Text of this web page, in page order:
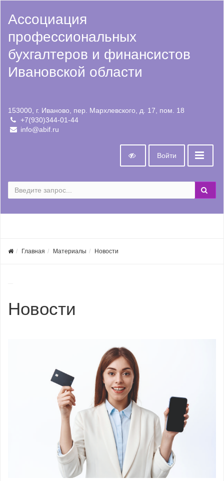
Ассоциация
профессиональных
бухгалтеров и финансистов
Ивановской области
153000, г. Иваново, пер. Мархлевского, д. 17, пом. 18
+7(930)344-01-44
info@abif.ru
Войти
Главная Материалы Новости
Новости